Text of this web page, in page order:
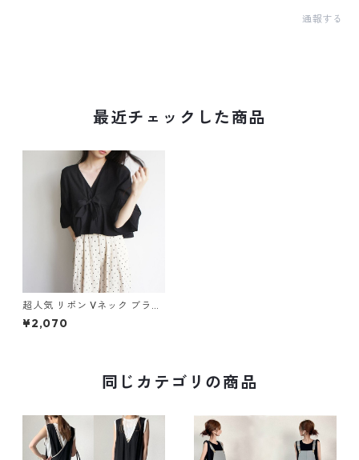
通報する
最近チェックした商品
超人気 リボン Vネック ブラッ
ク トップス m-283
¥2,070
同じカテゴリの商品